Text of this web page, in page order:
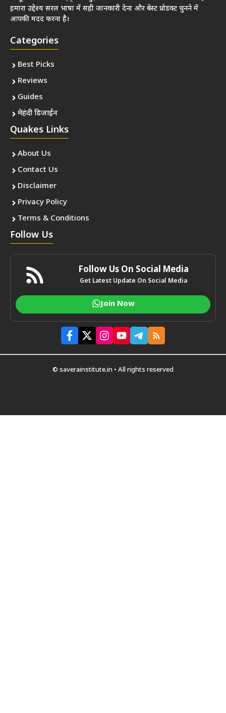
हमारा उद्देश्य सरल भाषा में सही जानकारी देना और बेस्ट प्रोडक्ट चुनने में
आपकी मदद करना है।
Categories
Best Picks
Reviews
Guides
मेहंदी डिजाईन
Quakes Links
About Us
Contact Us
Disclaimer
Privacy Policy
Terms & Conditions
Follow Us
Follow Us On Social Media
Get Latest Update On Social Media
Join Now
© saverainstitute.in • All rights reserved